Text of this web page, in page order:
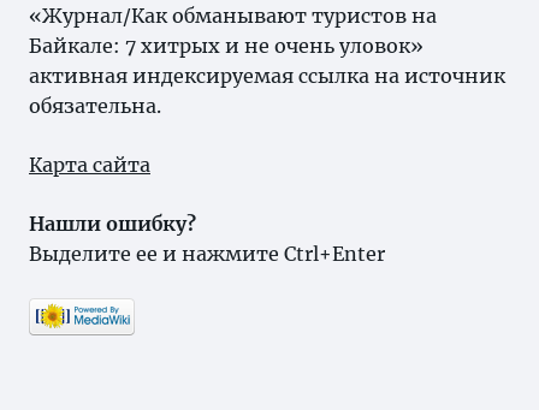
«Журнал/Как обманывают туристов на
Байкале: 7 хитрых и не очень уловок»
активная индексируемая ссылка на источник
обязательна.
Карта сайта
Нашли ошибку?
Выделите ее и нажмите Ctrl+Enter